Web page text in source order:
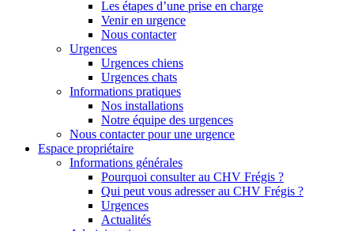
Les étapes d’une prise en charge
Venir en urgence
Nous contacter
Urgences
Urgences chiens
Urgences chats
Informations pratiques
Nos installations
Notre équipe des urgences
Nous contacter pour une urgence
Espace propriétaire
Informations générales
Pourquoi consulter au CHV Frégis ?
Qui peut vous adresser au CHV Frégis ?
Urgences
Actualités